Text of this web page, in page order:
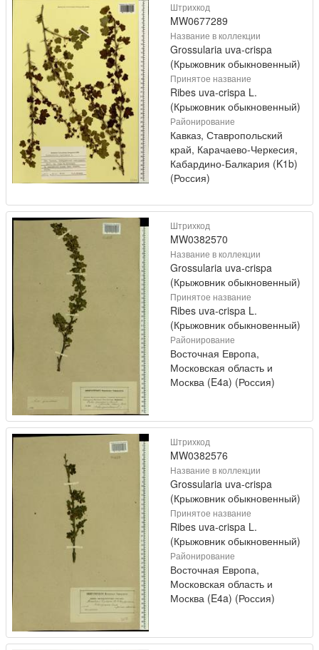
Штрихкод
MW0677289
Название в коллекции
Grossularia uva-crispa
(Крыжовник обыкновенный)
Принятое название
Ribes uva-crispa L.
(Крыжовник обыкновенный)
Районирование
Кавказ, Ставропольский
край, Карачаево-Черкесия,
Кабардино-Балкария (K1b)
(Россия)
Штрихкод
MW0382570
Название в коллекции
Grossularia uva-crispa
(Крыжовник обыкновенный)
Принятое название
Ribes uva-crispa L.
(Крыжовник обыкновенный)
Районирование
Восточная Европа,
Московская область и
Москва (E4a) (Россия)
Штрихкод
MW0382576
Название в коллекции
Grossularia uva-crispa
(Крыжовник обыкновенный)
Принятое название
Ribes uva-crispa L.
(Крыжовник обыкновенный)
Районирование
Восточная Европа,
Московская область и
Москва (E4a) (Россия)